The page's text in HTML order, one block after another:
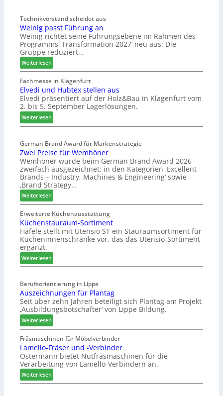
Technikvorstand scheidet aus
Weinig passt Führung an
Weinig richtet seine Führungsebene im Rahmen des
Programms ‚Transformation 2027‘ neu aus: Die
Gruppe reduziert…
Weiterlesen:
W
e
i
n
i
p
s
s
t
F
ü
h
r
u
n
g
a
n
Fachmesse in Klagenfurt
Elvedi und Hubtex stellen aus
Elvedi präsentiert auf der Holz&Bau in Klagenfurt vom
2. bis 5. September Lagerlösungen.
Weiterlesen:
E
v
e
d
i
u
n
d
H
u
b
t
e
x
s
t
l
e
n
a
u
s
German Brand Award für Markenstrategie
Zwei Preise für Wemhöner
Wemhöner wurde beim German Brand Award 2026
zweifach ausgezeichnet: in den Kategorien ‚Excellent
Brands – Industry, Machines & Engineering‘ sowie
‚Brand Strategy…
Weiterlesen:
Z
w
e
i
P
e
i
e
f
ü
r
W
e
m
h
ö
n
e
r
Erweiterte Küchenausstattung
Küchenstauraum-Sortiment
Häfele stellt mit Utensio ST ein Stauraumsortiment für
Kücheninnenschränke vor, das das Utensio-Sortiment
ergänzt.
Weiterlesen:
K
c
h
e
n
s
t
a
u
r
a
u
m
Berufsorientierung in Lippe
Auszeichnungen für Plantag
Seit über zehn Jahren beteiligt sich Plantag am Projekt
‚Ausbildungsbotschafter‘ von Lippe Bildung.
Weiterlesen:
A
u
s
z
e
i
c
Fräsmaschinen für Möbelverbinder
Lamello-Fräser und -Verbinder
Ostermann bietet Nutfräsmaschinen für die
Verarbeitung von Lamello-Verbindern an.
Weiterlesen:
L